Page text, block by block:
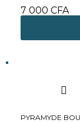
7 000 CFA
PYRAMYDE